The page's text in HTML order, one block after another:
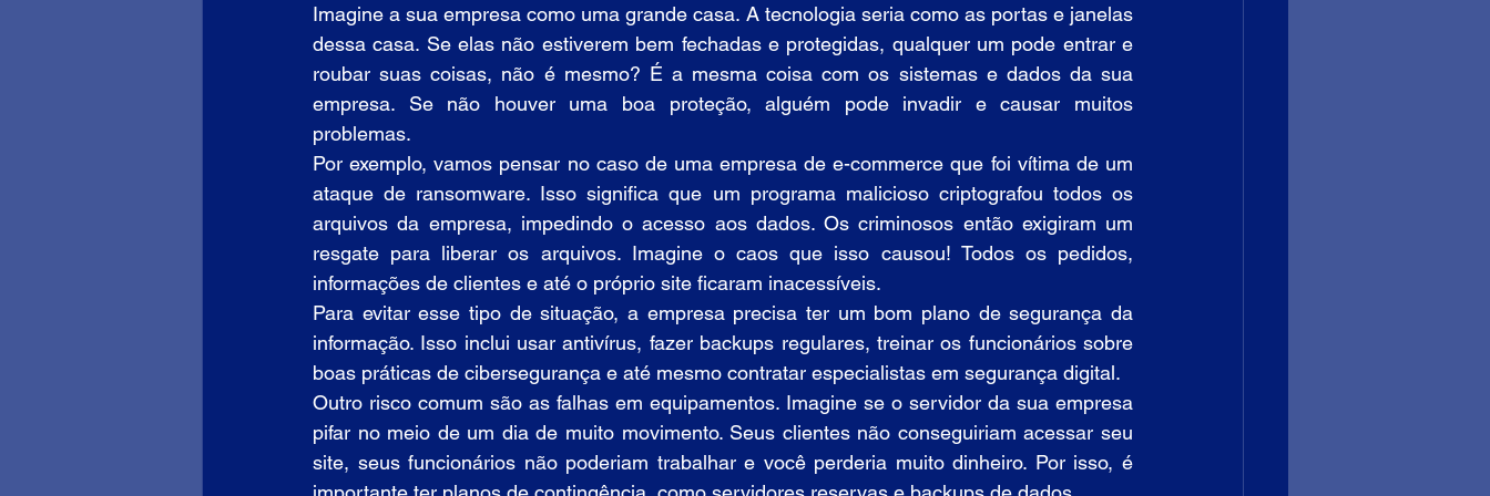
Imagine a sua empresa como uma grande casa. A tecnologia seria como as portas e janelas
dessa casa. Se elas não estiverem bem fechadas e protegidas, qualquer um pode entrar e
roubar suas coisas, não é mesmo? É a mesma coisa com os sistemas e dados da sua
empresa. Se não houver uma boa proteção, alguém pode invadir e causar muitos
problemas.
Por exemplo, vamos pensar no caso de uma empresa de e-commerce que foi vítima de um
ataque de ransomware. Isso significa que um programa malicioso criptografou todos os
arquivos da empresa, impedindo o acesso aos dados. Os criminosos então exigiram um
resgate para liberar os arquivos. Imagine o caos que isso causou! Todos os pedidos,
informações de clientes e até o próprio site ficaram inacessíveis.
Para evitar esse tipo de situação, a empresa precisa ter um bom plano de segurança da
informação. Isso inclui usar antivírus, fazer backups regulares, treinar os funcionários sobre
boas práticas de cibersegurança e até mesmo contratar especialistas em segurança digital.
Outro risco comum são as falhas em equipamentos. Imagine se o servidor da sua empresa
pifar no meio de um dia de muito movimento. Seus clientes não conseguiriam acessar seu
site, seus funcionários não poderiam trabalhar e você perderia muito dinheiro. Por isso, é